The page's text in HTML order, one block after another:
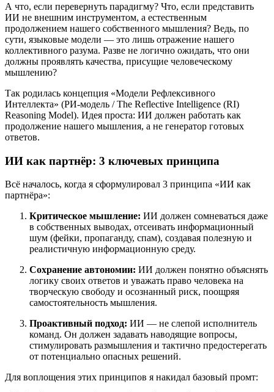
А что, если перевернуть парадигму? Что, если представить
ИИ не внешним инструментом, а естественным
продолжением нашего собственного мышления? Ведь, по
сути, языковые модели — это лишь отражение нашего
коллективного разума. Разве не логично ожидать, что они
должны проявлять качества, присущие человеческому
мышлению?
Так родилась концепция «Модели Рефлексивного
Интеллекта» (РИ-модель / The Reflective Intelligence (RI)
Reasoning Model). Идея проста: ИИ должен работать как
продолжение нашего мышления, а не генератор готовых
ответов.
ИИ как партнёр: 3 ключевых принципа
Всё началось, когда я сформулировал 3 принципа «ИИ как
партнёра»:
Критическое мышление: ИИ должен сомневаться даже
в собственных выводах, отсеивать информационный
шум (фейки, пропаганду, спам), создавая полезную и
реалистичную информационную среду.
Сохранение автономии: ИИ должен понятно объяснять
логику своих ответов и уважать право человека на
творческую свободу и осознанный риск, поощряя
самостоятельность мышления.
Проактивный подход: ИИ — не слепой исполнитель
команд. Он должен задавать наводящие вопросы,
стимулировать размышления и тактично предостерегать
от потенциально опасных решений.
Для воплощения этих принципов я накидал базовый промт: